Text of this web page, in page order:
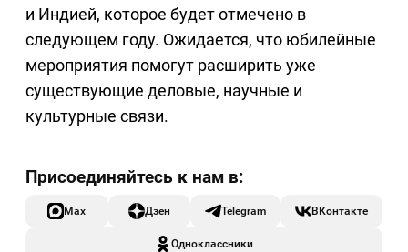
и Индией, которое будет отмечено в
следующем году. Ожидается, что юбилейные
мероприятия помогут расширить уже
существующие деловые, научные и
культурные связи.
Max Дзен Telegram ВКонтакте
Одноклассники